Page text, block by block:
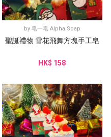
by 皂一皂 Alpha Soap
聖誕禮物 雪花飛舞方塊手工皂
HK$ 158